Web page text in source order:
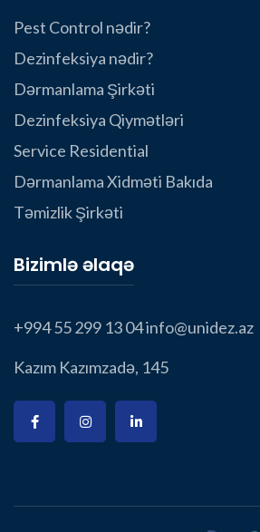
Pest Control nədir?
Dezinfeksiya nədir?
Dərmanlama Şirkəti
Dezinfeksiya Qiymətləri
Service Residential
Dərmanlama Xidməti Bakıda
Təmizlik Şirkəti
Bizimlə əlaqə
+994 55 299 13 04info@unidez.az
Kazım Kazımzadə, 145